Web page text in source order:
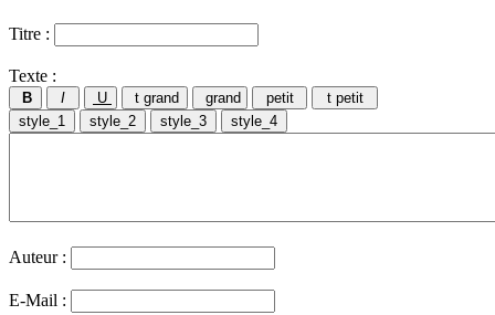
Titre :
Texte :
Auteur :
E-Mail :